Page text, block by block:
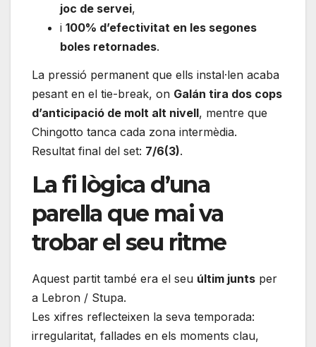
joc de servei,
i 100% d’efectivitat en les segones
boles retornades.
La pressió permanent que ells instal·len acaba
pesant en el tie-break, on Galán tira dos cops
d’anticipació de molt alt nivell, mentre que
Chingotto tanca cada zona intermèdia.
Resultat final del set: 7/6(3).
La fi lògica d’una
parella que mai va
trobar el seu ritme
Aquest partit també era el seu últim junts per
a Lebron / Stupa.
Les xifres reflecteixen la seva temporada:
irregularitat, fallades en els moments clau,